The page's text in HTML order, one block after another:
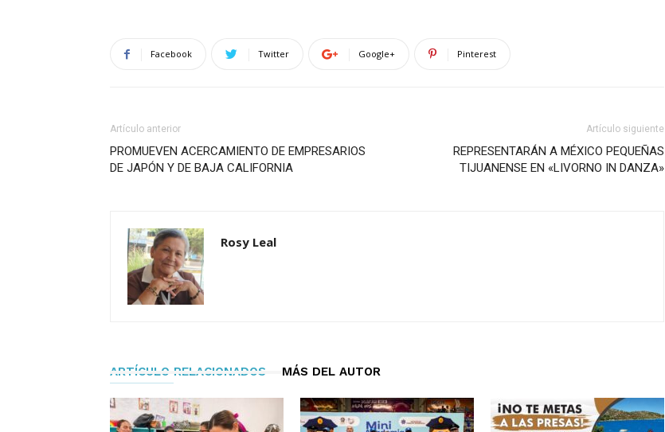
Facebook Twitter Google+ Pinterest
Artículo anterior
PROMUEVEN ACERCAMIENTO DE EMPRESARIOS
DE JAPÓN Y DE BAJA CALIFORNIA
Artículo siguiente
REPRESENTARÁN A MÉXICO PEQUEÑAS
TIJUANENSE EN «LIVORNO IN DANZA»
Rosy Leal
ARTÍCULO RELACIONADOS MÁS DEL AUTOR